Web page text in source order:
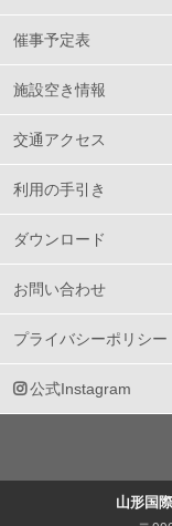
催事予定表
施設空き情報
交通アクセス
利用の手引き
ダウンロード
お問い合わせ
プライバシーポリシー
公式Instagram
山形国